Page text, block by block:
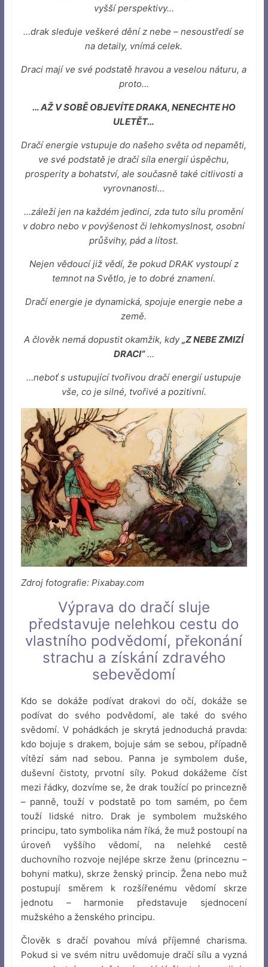
vyšší perspektivy…
…drak sleduje veškeré dění z nebe – nesoustředí se
na detaily, vnímá celek.
Draci mají ve své podstatě hravou a veselou náturu, a
proto…
… AŽ V SOBĚ OBJEVÍTE DRAKA, NENECHTE HO
ULETĚT…
Dračí energie vstupuje do našeho světa od nepaměti,
ve své podstatě je dračí síla energií úspěchu,
prosperity a bohatství, ale současně také citlivosti a
vyrovnanosti…
…záleží jen na každém jedinci, zda tuto sílu promění
v dobro nebo v povýšenost či lehkomyslnost,osobní
průšvihy,pád a lítost.
Nejen vědoucí již vědí, že pokud DRAK vystoupí z
temnot na Světlo, je to dobré znamení.
Dračí energie je dynamická, spojuje energie nebe a
země.
A člověk nemá dopustit okamžik, kdy„Z NEBE ZMIZÍ
DRACI“…
…neboť s ustupující tvořivou dračí energií ustupuje
vše, co je silné, tvořivé a pozitivní.
Zdroj fotografie: Pixabay.com
Výprava do dračí sluje
představuje nelehkou cestu do
vlastního podvědomí, překonání
strachu a získání zdravého
sebevědomí
Kdo se dokáže podívat drakovi do očí, dokáže se
podívat do svého podvědomí, ale také do svého
svědomí. V pohádkách je skrytá jednoduchá pravda:
kdo bojuje s drakem, bojuje sám se sebou, případně
vítězí sám nad sebou. Panna je symbolem duše,
duševní čistoty, prvotní síly. Pokud dokážeme číst
mezi řádky, dozvíme se, že drak toužící po princezně
– panně, touží v podstatě po tom samém, po čem
touží lidské nitro. Drak je symbolem mužského
principu, tato symbolika nám říká, že muž postoupí na
úroveň vyššího vědomí, na nelehké cestě
duchovního rozvoje nejlépe skrze ženu (princeznu –
bohyni matku), skrze ženský princip. Žena nebo muž
postupují směrem k rozšířenému vědomí skrze
jednotu – harmonie představuje sjednocení
mužského a ženského principu.
Člověk s dračí povahou mívá příjemné charisma.
Pokud si ve svém nitru uvědomuje dračí sílu a vyzná